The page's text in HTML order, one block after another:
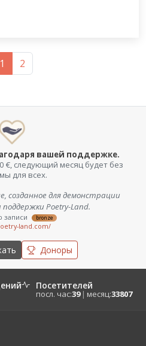
1 2
вашей поддержке.
€, следующий месяц будет без
для всех.
созданное для демонстрации
Poetry-Land.
bronze
land.com/
Доноры
Посетителей
посл. час:39 | месяц:33807